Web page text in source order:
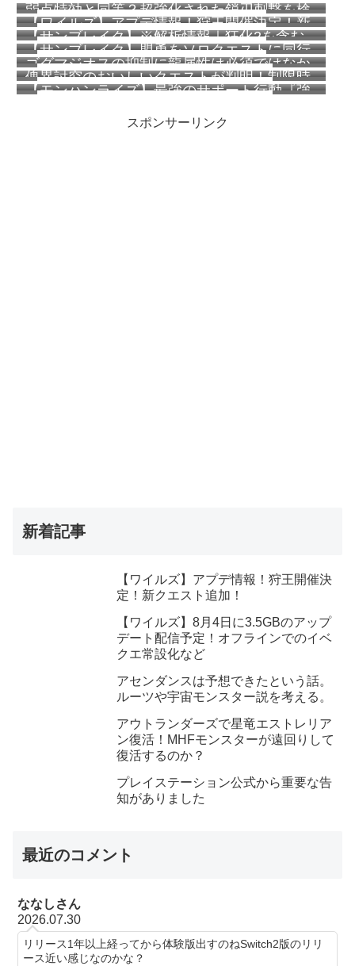
配信予定！オフラインでのイベクエ常設化な
ど
185 views
弱点特効と同等？超強化された鎖刃刺撃を検
証してみた【ワイルズ】
165 views
【ワイルズ】アプデ情報！狩王開催決定！新
クエスト追加！
153 views
【サンブレイク】※解析情報｜狂化2を含む
神護石は約0.000000545%？傀異錬金術【覇
気】【円環】の法則が判明しました
108 views
【サンブレイク】盟勇をソロクエストに同行
させてもモンスターの体力は増加しない模様
103 views
ゴグマジオスの抑制に龍属性は必須ではなか
ったらしい【ワイルズ】
87 views
傀異討究のおいしいクエストが判明！制限時
間が短いほどモンスターの体力が低く最大で
22パーセント減！その他お得な情報も
64 views
【モンハンライズ】最強のサポート行動『強
スポンサーリンク
新着記事
【ワイルズ】アプデ情報！狩王開催決
定！新クエスト追加！
【ワイルズ】8月4日に3.5GBのアップ
デート配信予定！オフラインでのイベ
クエ常設化など
アセンダンスは予想できたという話。
ルーツや宇宙モンスター説を考える。
アウトランダーズで星竜エストレリア
ン復活！MHFモンスターが遠回りして
復活するのか？
プレイステーション公式から重要な告
知がありました
最近のコメント
ななしさん
2026.07.30
リリース1年以上経ってから体験版出すのねSwitch2版のリリ
ース近い感じなのかな？